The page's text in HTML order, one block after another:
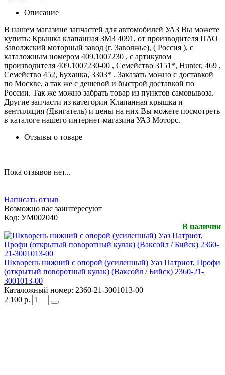
Описание
В нашем магазине запчастей для автомобилей УАЗ Вы можете
купить: Крышка клапанная ЗМЗ 4091, от производителя ПАО
Заволжский моторный завод (г. Заволжье), ( Россия ), с
каталожным номером 409.1007230 , с артикулом
производителя 409.1007230-00 , Семейство 3151*, Hunter, 469 ,
Семейство 452, Буханка, 3303* . Заказать можно с доставкой
по Москве, а так же с дешевой и быстрой доставкой по
России. Так же можно забрать товар из пунктов самовывоза.
Другие запчасти из категории Клапанная крышка и
вентиляция (Двигатель) и цены на них Вы можете посмотреть
в каталоге нашего интернет-магазина УАЗ Моторс.
Отзывы о товаре
Пока отзывов нет...
Написать отзыв
Возможно вас заинтересуют
Код: УМ002040
В наличии
Шкворень нижний с опорой (усиленный) Уаз Патриот, Профи
(открытый поворотный кулак) (Ваксойл / Бийск) 2360-21-
3001013-00
Каталожный номер: 2360-21-3001013-00
2 100 р.